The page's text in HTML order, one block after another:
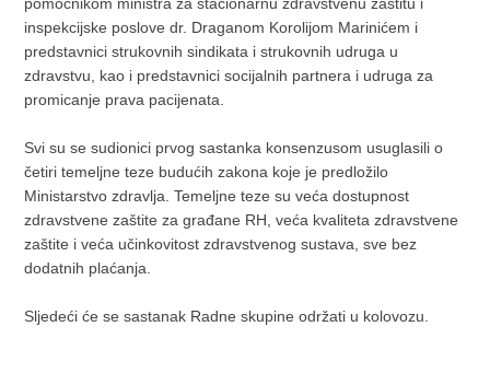
inspekcijske poslove dr. Draganom Korolijom Marinićem i
predstavnici strukovnih sindikata i strukovnih udruga u
zdravstvu, kao i predstavnici socijalnih partnera i udruga za
promicanje prava pacijenata.
Svi su se sudionici prvog sastanka konsenzusom usuglasili o
četiri temeljne teze budućih zakona koje je predložilo
Ministarstvo zdravlja. Temeljne teze su veća dostupnost
zdravstvene zaštite za građane RH, veća kvaliteta zdravstvene
zaštite i veća učinkovitost zdravstvenog sustava, sve bez
dodatnih plaćanja.
Sljedeći će se sastanak Radne skupine održati u kolovozu.